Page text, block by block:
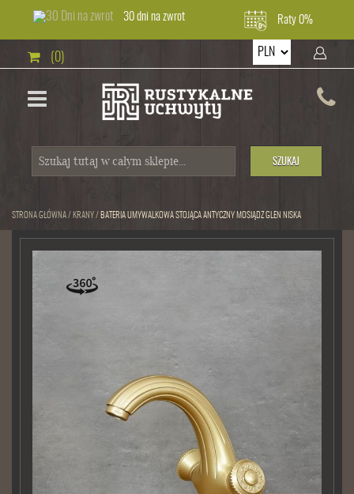
30 dni na zwrot Raty 0%
(0)
SZUKAJ
STRONA GŁÓWNA/ KRANY/ BATERIA UMYWALKOWA STOJĄCA ANTYCZNY MOSIĄDZ GLEN NISKA